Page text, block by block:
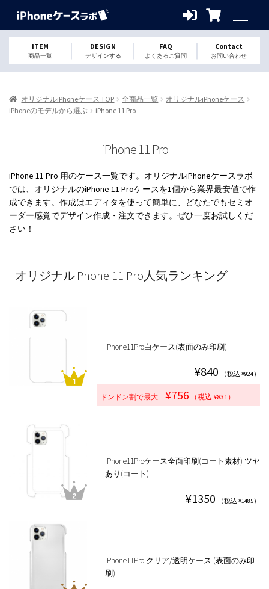
ITEM
商品一覧
DESIGN
デザインする
FAQ
よくあるご質問
Contact
お問い合わせ
オリジナルiPhoneケース TOP 全商品一覧
オリジナルiPhoneケース
iPhoneのモデルから選ぶ
iPhone 11 Pro
iPhone 11 Pro
iPhone 11 Pro 用のケース一覧です。オリジナルiPhoneケースラボ
では、オリジナルのiPhone 11 Proケースを1個から業界最安値で作
成できます。作成はエディタを使って簡単に、どなたでもセミオ
ーダー感覚でデザイン作成・注文できます。ぜひ一度お試しくだ
さい！
オリジナルiPhone 11 Pro人気ランキング
iPhone11Pro白ケース(表面のみ印刷)
¥840 （税込 ¥924）
ドンドン割で最大 ¥756 （税込 ¥831）
iPhone11Proケース全面印刷(コート素材) ツヤ
あり(コート)
¥1350 （税込 ¥1485）
iPhone11Pro クリア/透明ケース (表面のみ印
刷)